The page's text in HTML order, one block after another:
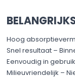
Hoog
Snel resultaat –
Eenvoudig in
Milieuvriendelijk –